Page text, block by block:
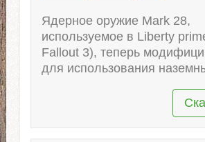
Ядерное оружие Mark 28,
используемое в Liberty
Fallout 3), теперь
для использования